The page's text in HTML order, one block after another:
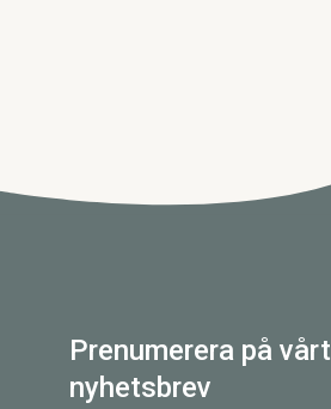
Prenumerera på vårt
nyhetsbrev